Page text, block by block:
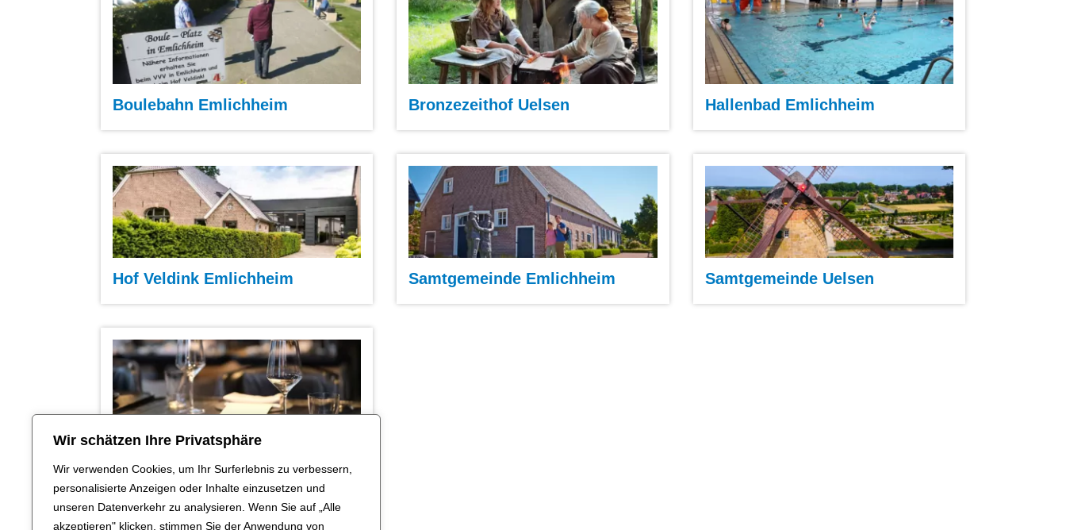
Wir schätzen Ihre Privatsphäre
Wir verwenden Cookies, um Ihr Surferlebnis zu verbessern,
personalisierte Anzeigen oder Inhalte einzusetzen und
unseren Datenverkehr zu analysieren. Wenn Sie auf „Alle
akzeptieren" klicken, stimmen Sie der Anwendung von
Boulebahn Emlichheim Bronzezeithof Uelsen Hallenbad Emlichheim
Hof Veldink Emlichheim Samtgemeinde Emlichheim Samtgemeinde Uelsen